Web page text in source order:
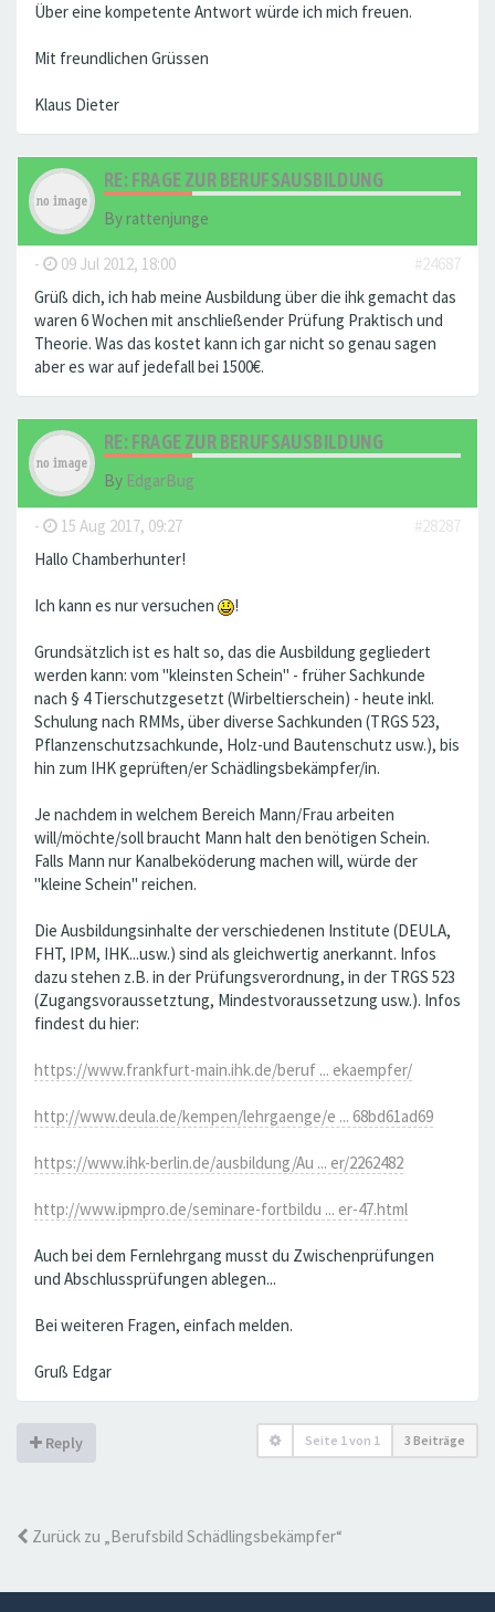
Über eine kompetente Antwort würde ich mich freuen.
Mit freundlichen Grüssen
Klaus Dieter
RE: FRAGE ZUR BERUFSAUSBILDUNG
By rattenjunge
- 09 Jul 2012, 18:00
#24687
Grüß dich, ich hab meine Ausbildung über die ihk gemacht das
waren 6 Wochen mit anschließender Prüfung Praktisch und
Theorie. Was das kostet kann ich gar nicht so genau sagen
aber es war auf jedefall bei 1500€.
RE: FRAGE ZUR BERUFSAUSBILDUNG
By EdgarBug
- 15 Aug 2017, 09:27
#28287
Hallo Chamberhunter!
Ich kann es nur versuchen !
Grundsätzlich ist es halt so, das die Ausbildung gegliedert
werden kann: vom "kleinsten Schein" - früher Sachkunde
nach § 4 Tierschutzgesetzt (Wirbeltierschein) - heute inkl.
Schulung nach RMMs, über diverse Sachkunden (TRGS 523,
Pflanzenschutzsachkunde, Holz-und Bautenschutz usw.), bis
hin zum IHK geprüften/er Schädlingsbekämpfer/in.
Je nachdem in welchem Bereich Mann/Frau arbeiten
will/möchte/soll braucht Mann halt den benötigen Schein.
Falls Mann nur Kanalbeköderung machen will, würde der
"kleine Schein" reichen.
Die Ausbildungsinhalte der verschiedenen Institute (DEULA,
FHT, IPM, IHK...usw.) sind als gleichwertig anerkannt. Infos
dazu stehen z.B. in der Prüfungsverordnung, in der TRGS 523
(Zugangsvoraussetztung, Mindestvoraussetzung usw.). Infos
findest du hier:
https://www.frankfurt-main.ihk.de/beruf ... ekaempfer/
http://www.deula.de/kempen/lehrgaenge/e ... 68bd61ad69
https://www.ihk-berlin.de/ausbildung/Au ... er/2262482
http://www.ipmpro.de/seminare-fortbildu ... er-47.html
Auch bei dem Fernlehrgang musst du Zwischenprüfungen
und Abschlussprüfungen ablegen...
Bei weiteren Fragen, einfach melden.
Gruß Edgar
Reply Seite 1von 1 3 Beiträge
Zurück zu „Berufsbild Schädlingsbekämpfer“